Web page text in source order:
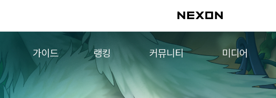
가이드 랭킹 커뮤니티
자유게시판
미디어